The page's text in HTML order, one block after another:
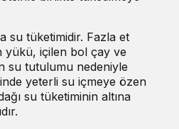
su tüketimidir. Fazla et
yükü, içilen bol çay ve
su tutulumu nedeniyle
yeterli su içmeye özen
su tüketiminin altına